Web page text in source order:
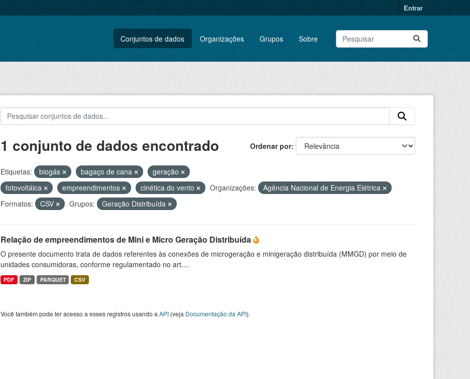
Entrar
Conjuntos de dados Organizações Grupos Sobre
Ordenar por
1 conjunto de dados encontrado
Etiquetas: biogás bagaço de cana
geração
fotovoltáica
empreendimentos cinética do vento Organizações:
Agência Nacional de Energia Elétrica
Formatos:
CSV Grupos: Geração Distribuída
Relação de empreendimentos de Mini e Micro Geração Distribuída
O presente documento trata de dados referentes às conexões de microgeração e minigeração distribuída (MMGD) por meio de
unidades consumidoras, conforme regulamentado no art....
PDF ZIP PARQUET CSV
Você também pode ter acesso a esses registros usando a API(veja Documentação da API).